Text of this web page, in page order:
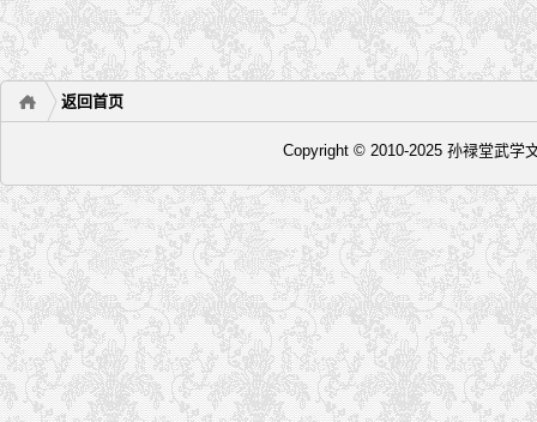
返回首页
Copyright © 2010-2025 孙禄堂武